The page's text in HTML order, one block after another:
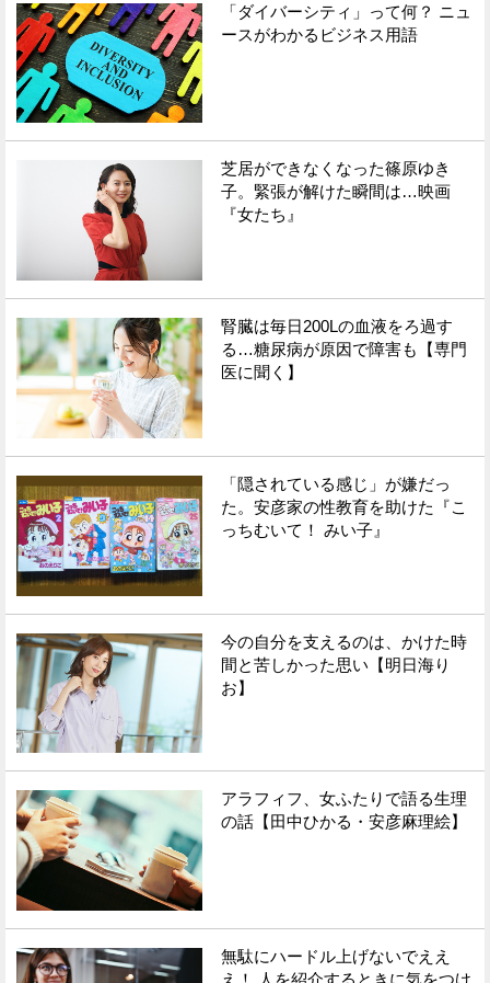
Facebook
で
シ
ェ
ア
す
る
Twitter
ェ
ア
「ダイバーシティ」って何？ ニュ
ースがわかるビジネス用語
芝居ができなくなった篠原ゆき
子。緊張が解けた瞬間は…映画
『女たち』
腎臓は毎日200Lの血液をろ過す
る…糖尿病が原因で障害も【専門
医に聞く】
「隠されている感じ」が嫌だっ
た。安彦家の性教育を助けた『こ
っちむいて！ みい子』
今の自分を支えるのは、かけた時
間と苦しかった思い【明日海り
お】
アラフィフ、女ふたりで語る生理
の話【田中ひかる・安彦麻理絵】
無駄にハードル上げないでええ